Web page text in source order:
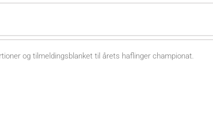
og tilmeldingsblanket til årets haflinger championat.